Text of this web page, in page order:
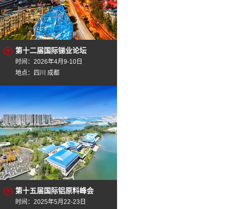
第十二届国际锑业论坛
时间：2026年4月9-10日
地点：四川 成都
第十五届国际铝原料峰会
时间：2025年5月22-23日